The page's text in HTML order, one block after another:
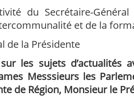
du Secrétaire-
et de la
de la Présidente
les sujets d’actualités
Messsieurs les
de Région, Monsieur le